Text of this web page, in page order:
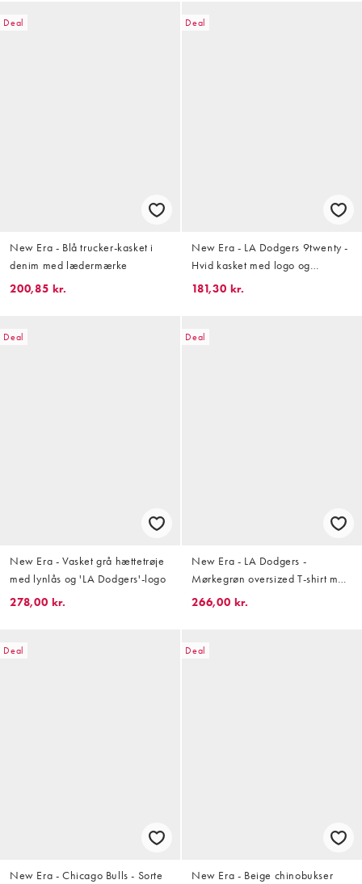
Deal
New Era - Blå trucker-kasket i
denim med lædermærke
200,85 kr.
Deal
New Era - LA Dodgers 9twenty -
Hvid kasket med logo og
sidemærke
181,30 kr.
Deal
New Era - Vasket grå hættetrøje
med lynlås og 'LA Dodgers'-logo
278,00 kr.
Deal
New Era - LA Dodgers -
Mørkegrøn oversized T-shirt med
vaffeltekstur og logo
266,00 kr.
Deal
New Era - Chicago Bulls - Sorte
Deal
New Era - Beige chinobukser